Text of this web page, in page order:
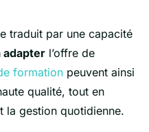
traduit par une capacité
adapter l’offre de
formation peuvent ainsi
qualité, tout en
la gestion quotidienne.